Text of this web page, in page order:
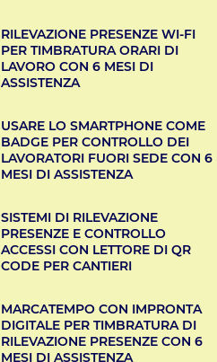
RILEVAZIONE PRESENZE WI-FI
PER TIMBRATURA ORARI DI
LAVORO CON 6 MESI DI
ASSISTENZA
USARE LO SMARTPHONE COME
BADGE PER CONTROLLO DEI
LAVORATORI FUORI SEDE CON 6
MESI DI ASSISTENZA
SISTEMI DI RILEVAZIONE
PRESENZE E CONTROLLO
ACCESSI CON LETTORE DI QR
CODE PER CANTIERI
MARCATEMPO CON IMPRONTA
DIGITALE PER TIMBRATURA DI
RILEVAZIONE PRESENZE CON 6
MESI DI ASSISTENZA